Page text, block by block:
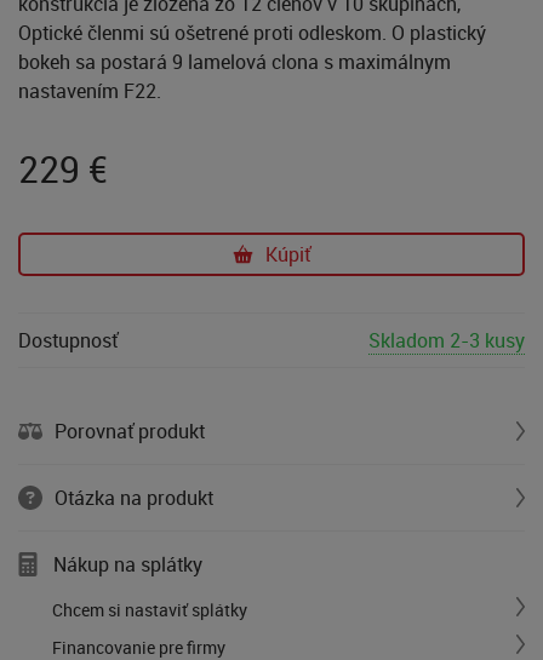
Optické členmi sú ošetrené proti odleskom. O plastický
bokeh sa postará 9 lamelová clona s maximálnym
nastavením F22.
229 €
Kúpiť
Dostupnosť Skladom 2-3 kusy
Porovnať produkt
Otázka na produkt
Nákup na splátky
Chcem si nastaviť splátky
Financovanie pre firmy